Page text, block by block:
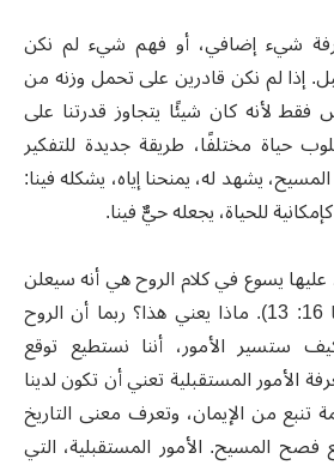
شيء إضافي، أو فهم شيء لم نكن
إذا لم نكن قادرين على تحمل وزنه من
16: 12) ليس فقط لأنه كان شيئًا يتجاوز قدرتنا على
حياة مختلفًا، طريقة جديدة للتفكير
يشهد له، يمنحنا إياه، يشكله فينا:
كإمكانية للحياة، يجعله حيٌّ فينا.
عليها يسوع في كلام الروح هي أنه سيعلن
الأمور المستقبلية (يوحنا 16: 13). ماذا يعني هذا؟ ربما أن الروح
ستسير الأمور، أننا نستطيع توقع
الأمور المستقبلية تعني أن تكون لدينا
تنبع من الإيمان، وتعرف معنى التاريخ
فصح المسيح. الأمور المستقبلية، التي